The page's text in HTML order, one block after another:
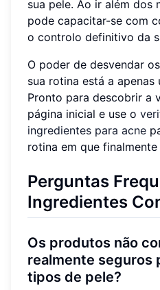
sua pele. Ao ir além dos
pode capacitar-se com
o controlo definitivo da
O poder de desvendar
sua rotina está a
Pronto para descobrir a
página inicial e use o
ingredientes para acne
rotina em que
Perguntas
Ingredientes
Os produtos não
realmente seguros
tipos de pele?